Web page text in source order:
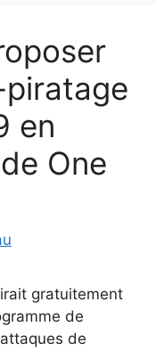
en
One
gratuitement
de
de